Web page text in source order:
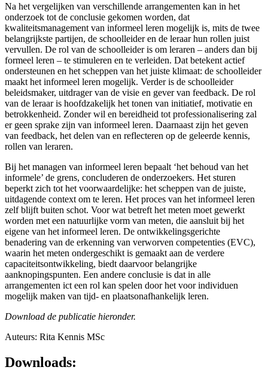
Na het vergelijken van verschillende arrangementen kan in het
onderzoek tot de conclusie gekomen worden, dat
kwaliteitsmanagement van informeel leren mogelijk is, mits de twee
belangrijkste partijen, de schoolleider en de leraar hun rollen juist
vervullen. De rol van de schoolleider is om leraren – anders dan bij
formeel leren – te stimuleren en te verleiden. Dat betekent actief
ondersteunen en het scheppen van het juiste klimaat: de schoolleider
maakt het informeel leren mogelijk. Verder is de schoolleider
beleidsmaker, uitdrager van de visie en gever van feedback. De rol
van de leraar is hoofdzakelijk het tonen van initiatief, motivatie en
betrokkenheid. Zonder wil en bereidheid tot professionalisering zal
er geen sprake zijn van informeel leren. Daarnaast zijn het geven
van feedback, het delen van en reflecteren op de geleerde kennis,
rollen van leraren.
Bij het managen van informeel leren bepaalt ‘het behoud van het
informele’ de grens, concluderen de onderzoekers. Het sturen
beperkt zich tot het voorwaardelijke: het scheppen van de juiste,
uitdagende context om te leren. Het proces van het informeel leren
zelf blijft buiten schot. Voor wat betreft het meten moet gewerkt
worden met een natuurlijke vorm van meten, die aansluit bij het
eigene van het informeel leren. De ontwikkelingsgerichte
benadering van de erkenning van verworven competenties (EVC),
waarin het meten ondergeschikt is gemaakt aan de verdere
capaciteitsontwikkeling, biedt daarvoor belangrijke
aanknopingspunten. Een andere conclusie is dat in alle
arrangementen ict een rol kan spelen door het voor individuen
mogelijk maken van tijd- en plaatsonafhankelijk leren.
Download de publicatie hieronder.
Auteurs: Rita Kennis MSc
Downloads: